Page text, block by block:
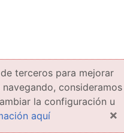
terceros para mejorar
consideramos
la configuración u
aquí ×